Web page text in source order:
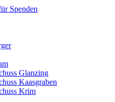
Spenden
Glanzing
Kaasgraben
Krim